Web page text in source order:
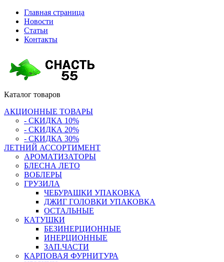
Главная страница
Новости
Статьи
Контакты
Каталог товаров
АКЦИОННЫЕ ТОВАРЫ
- СКИДКА 10%
- СКИДКА 20%
- СКИДКА 30%
ЛЕТНИЙ АССОРТИМЕНТ
АРОМАТИЗАТОРЫ
БЛЕСНА ЛЕТО
ВОБЛЕРЫ
ГРУЗИЛА
ЧЕБУРАШКИ УПАКОВКА
ДЖИГ ГОЛОВКИ УПАКОВКА
ОСТАЛЬНЫЕ
КАТУШКИ
БЕЗИНЕРЦИОННЫЕ
ИНЕРЦИОННЫЕ
ЗАП.ЧАСТИ
КАРПОВАЯ ФУРНИТУРА